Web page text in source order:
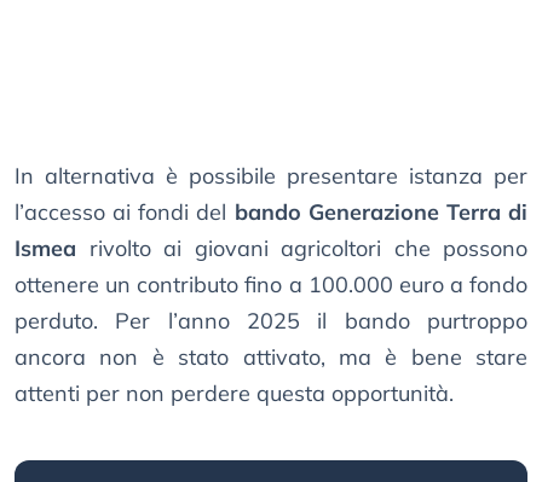
In alternativa è possibile presentare istanza per
l’accesso ai fondi del bando Generazione Terra di
Ismea rivolto ai giovani agricoltori che possono
ottenere un contributo fino a 100.000 euro a fondo
perduto. Per l’anno 2025 il bando purtroppo
ancora non è stato attivato, ma è bene stare
attenti per non perdere questa opportunità.